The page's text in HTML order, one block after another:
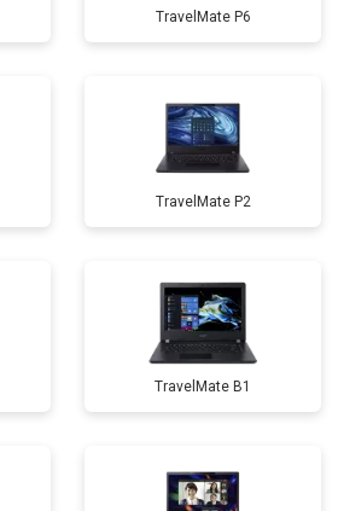
TravelMate P6
TravelMate P2
TravelMate B1